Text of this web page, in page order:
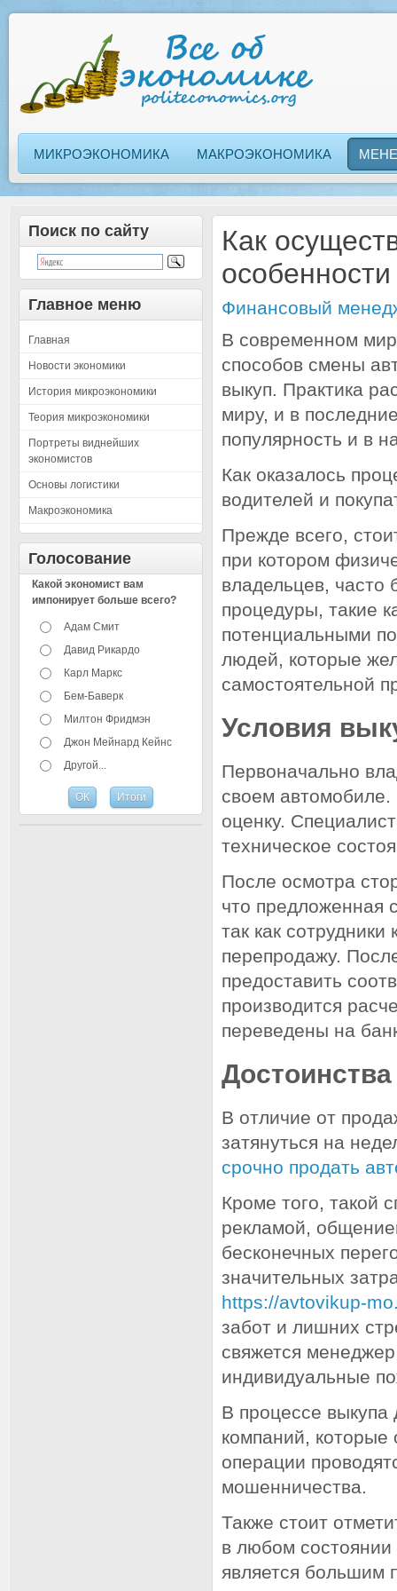
МИКРОЭКОНОМИКА МАКРОЭКОНОМИКА
Поиск по сайту
Главное меню
Главная
Новости экономики
История микроэкономики
Теория микроэкономики
Портреты виднейших
экономистов
Основы логистики
Макроэкономика
Голосование
Какой экономист вам
импонирует больше всего?
Адам Смит
Давид Рикардо
Карл Маркс
Бем-Баверк
Милтон Фридмэн
Джон Мейнард Кейнс
Другой...
Как
Финансовый
В современном
способов смены
выкуп. Практика
миру, и в
популярность и в
Как оказалось
водителей и
Прежде всего,
при котором
владельцев, часто
процедуры, такие
потенциальными
людей, которые
самостоятельной
Условия
Первоначально
своем
оценку.
техническое
После осмотра
что предложенная
так как
перепродажу.
предоставить
производится
переведены на
Достоинства
В отличие от
затянуться на
срочно продать
Кроме того, такой
рекламой,
бесконечных
значительных
https://avtovikup-
забот и лишних
свяжется
индивидуальные
В процессе
компаний, которые
операции
мошенничества.
Также стоит
в любом
является большим